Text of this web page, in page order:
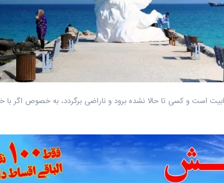
است و کسی تا حالا نشده برود و ناراضی برگردد، به خصوص اگر با